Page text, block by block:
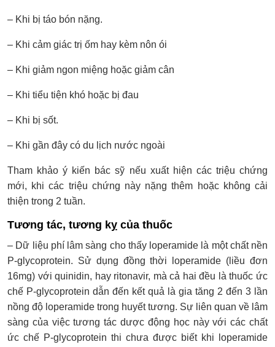
– Khi bị táo bón nặng.
– Khi cảm giác trị ốm hay kèm nôn ói
– Khi giảm ngon miệng hoặc giảm cân
– Khi tiểu tiện khó hoặc bị đau
– Khi bị sốt.
– Khi gần đây có du lịch nước ngoài
Tham khảo ý kiến bác sỹ nếu xuất hiện các triệu chứng
mới, khi các triệu chứng này nặng thêm hoặc không cải
thiện trong 2 tuần.
Tương tác, tương kỵ của thuốc
– Dữ liệu phí lâm sàng cho thấy loperamide là một chất nền
P-glycoprotein. Sử dụng đồng thời loperamide (liều đơn
16mg) với quinidin, hay ritonavir, mà cả hai đều là thuốc ức
chế P-glycoprotein dẫn đến kết quả là gia tăng 2 đến 3 lần
nồng độ loperamide trong huyết tương. Sự liên quan về lâm
sàng của việc tương tác dược động học này với các chất
ức chế P-glycoprotein thi chưa được biết khi loperamide